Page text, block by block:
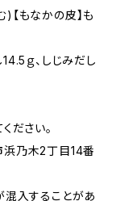
【もなかの皮】も
ｇ、しじみだし
ださい。
乃木2丁目14番
混入することがあ